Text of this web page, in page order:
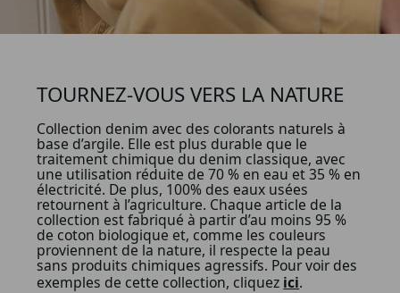
TOURNEZ-VOUS VERS LA NATURE
Collection denim avec des colorants naturels à
base d’argile. Elle est plus durable que le
traitement chimique du denim classique, avec
une utilisation réduite de 70 % en eau et 35 % en
électricité. De plus, 100% des eaux usées
retournent à l’agriculture. Chaque article de la
collection est fabriqué à partir d’au moins 95 %
de coton biologique et, comme les couleurs
proviennent de la nature, il respecte la peau
sans produits chimiques agressifs. Pour voir des
exemples de cette collection, cliquez ici.